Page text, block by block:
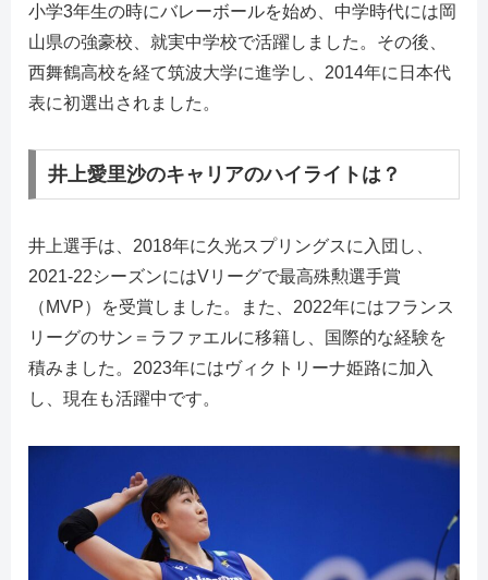
小学3年生の時にバレーボールを始め、中学時代には岡
山県の強豪校、就実中学校で活躍しました。その後、
西舞鶴高校を経て筑波大学に進学し、2014年に日本代
表に初選出されました。
井上愛里沙のキャリアのハイライトは？
井上選手は、2018年に久光スプリングスに入団し、
2021-22シーズンにはVリーグで最高殊勲選手賞
（MVP）を受賞しました。また、2022年にはフランス
リーグのサン＝ラファエルに移籍し、国際的な経験を
積みました。2023年にはヴィクトリーナ姫路に加入
し、現在も活躍中です。